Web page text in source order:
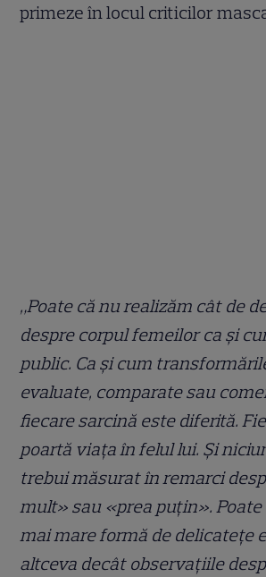
primeze în locul criticilor
„Poate că nu realizăm cât de
despre corpul femeilor ca și
public. Ca și cum
evaluate, comparate sau
fiecare sarcină este diferită.
poartă viața în felul lui. Și
trebui măsurat în remarci
mult» sau «prea puțin». Poate
mai mare formă de delicatețe
altceva decât observațiile